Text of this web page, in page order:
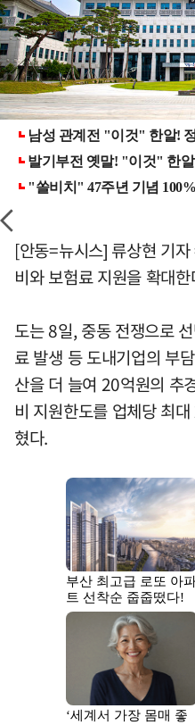
[안동=뉴시스] 류상현 기
비와 보험료 지원을 확대한
도는 8일, 중동 전쟁으로
료 발생 등 도내기업의 부
산을 더 늘여 20억원의 추
비 지원한도를 업체당 최
혔다.